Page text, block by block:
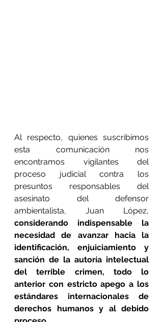
Al respecto, quienes suscribimos
esta comunicación nos
encontramos vigilantes del
proceso judicial contra los
presuntos responsables del
asesinato del defensor
considerando indispensable la
necesidad de avanzar hacia la
identificación, enjuiciamiento y
sanción de la autoría intelectual
del terrible crimen, todo lo
anterior con estricto apego a los
estándares internacionales de
derechos humanos y al debido